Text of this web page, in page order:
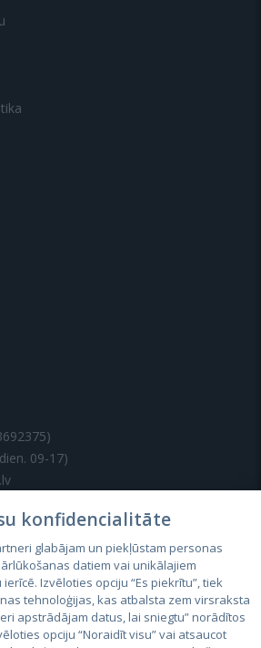
09-17)
konfidencialitāte
glabājam un piekļūstam personas
datiem vai unikālajiem
Izvēloties opciju “Es piekrītu”, tiek
tehnoloģijas, kas atbalsta zem virsraksta
apstrādājam datus, lai sniegtu” norādītos
opciju “Noraidīt visu” vai atsaucot